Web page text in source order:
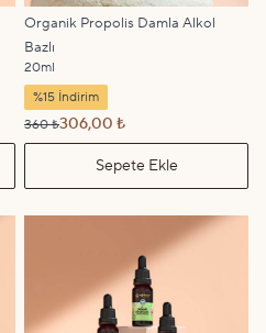
Organik Propolis Damla Alkol
Bazlı
20ml
%15 İndirim
360 ₺306,00 ₺
Sepete Ekle